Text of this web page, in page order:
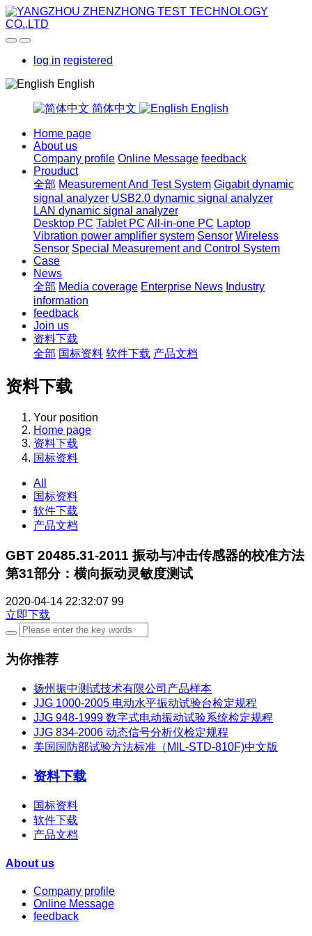
log in registered
English
简体中文 English
Home page
About us
Company profile Online Message feedback
Prouduct
全部 Measurement And Test System Gigabit dynamic
signal analyzer USB2.0 dynamic signal analyzer
LAN dynamic signal analyzer
Desktop PC Tablet PC All-in-one PC Laptop
Vibration power amplifier system Sensor Wireless
Sensor Special Measurement and Control System
Case
News
全部 Media coverage Enterprise News Industry
information
feedback
Join us
资料下载
全部 国标资料 软件下载 产品文档
资料下载
Your position
Home page
资料下载
国标资料
All
国标资料
软件下载
产品文档
GBT 20485.31-2011 振动与冲击传感器的校准方法
第31部分：横向振动灵敏度测试
2020-04-14 22:32:07 99
立即下载
为你推荐
扬州振中测试技术有限公司产品样本
JJG 1000-2005 电动水平振动试验台检定规程
JJG 948-1999 数字式电动振动试验系统检定规程
JJG 834-2006 动态信号分析仪检定规程
美国国防部试验方法标准（MIL-STD-810F)中文版
资料下载
国标资料
软件下载
产品文档
About us
Company profile
Online Message
feedback